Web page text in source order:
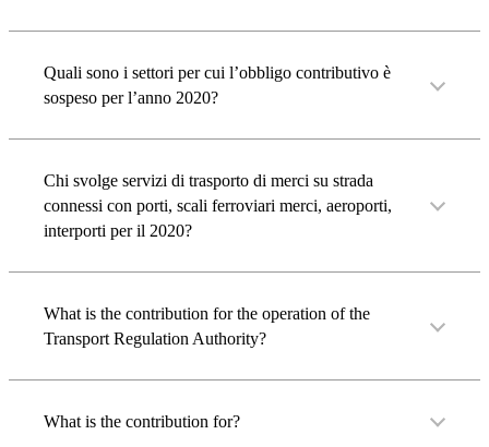
Quali sono i settori per cui l’obbligo contributivo è
sospeso per l’anno 2020?
Chi svolge servizi di trasporto di merci su strada
connessi con porti, scali ferroviari merci, aeroporti,
interporti per il 2020?
What is the contribution for the operation of the
Transport Regulation Authority?
What is the contribution for?